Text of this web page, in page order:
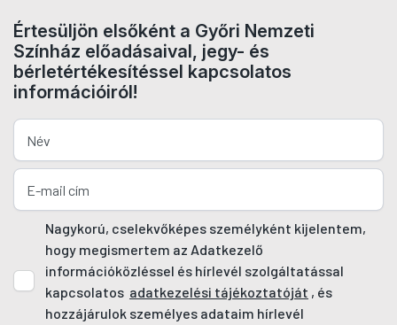
Értesüljön elsőként a Győri Nemzeti
Színház előadásaival, jegy- és
bérletértékesítéssel kapcsolatos
információiról!
Nagykorú, cselekvőképes személyként kijelentem,
hogy megismertem az Adatkezelő
információközléssel és hírlevél szolgáltatással
kapcsolatos adatkezelési tájékoztatóját , és
hozzájárulok személyes adataim hírlevél